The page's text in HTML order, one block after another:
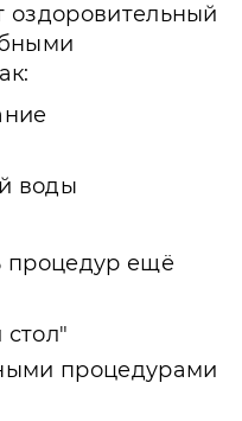
оздоровительный
воды
процедур ещё
процедурами